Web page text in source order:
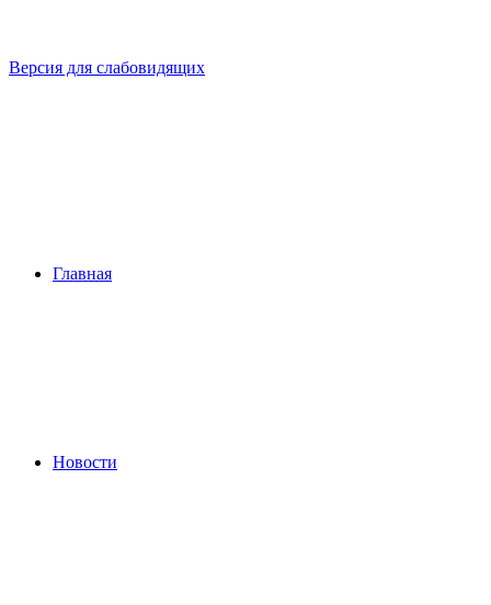
Версия для слабовидящих
Главная
Новости